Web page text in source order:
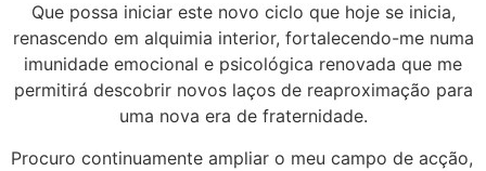
Que possa iniciar este novo ciclo que hoje se inicia,
renascendo em alquimia interior, fortalecendo-me numa
imunidade emocional e psicológica renovada que me
permitirá descobrir novos laços de reaproximação para
uma nova era de fraternidade.
Procuro continuamente ampliar o meu campo de acção,